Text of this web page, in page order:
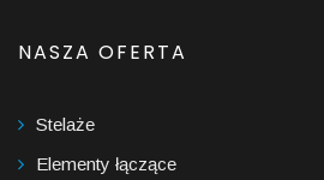
NASZA OFERTA
Stelaże
Elementy łączące